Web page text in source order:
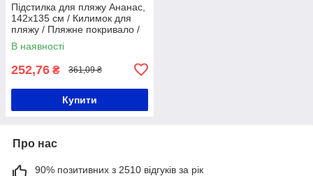
Підстилка для пляжу Ананас,
142х135 см / Килимок для
пляжу / Пляжне покривало /
Пляжний килимок
В наявності
252,76 ₴ 361,09 ₴
Купити
Про нас
90% позитивних з 2510 відгуків за рік